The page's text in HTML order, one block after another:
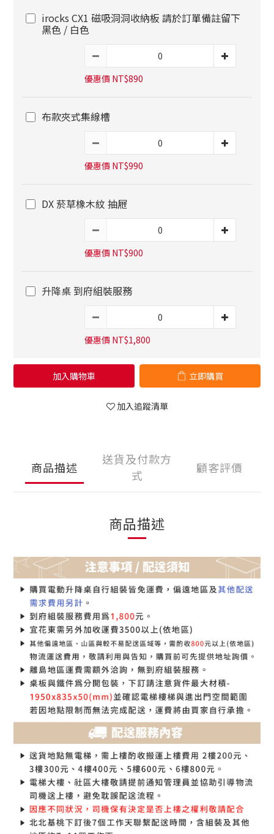
irocks CX1 磁吸洞洞收納板 請於訂單備註留下
黑色 / 白色
優惠價 NT$890
布款夾式集線槽
優惠價 NT$990
DX 菸草橡木紋 抽屜
優惠價 NT$900
升降桌 到府組裝服務
優惠價 NT$1,800
加入購物車 立即購買
加入追蹤清單
商品描述
送貨及付款方
式
顧客評價
商品描述